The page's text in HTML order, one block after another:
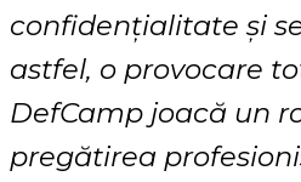
confidențialitate și
astfel, o provocare
DefCamp joacă un
pregătirea